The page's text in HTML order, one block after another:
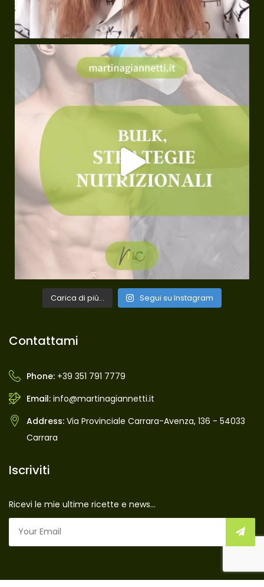
Carica di più... Segui su Instagram
Contattami
Phone: +39 351 791 7779
Email: info@martinagiannetti.it
Address: Via Provinciale Carrara-Avenza, 136 - 54033
Carrara
Iscriviti
Ricevi le mie ultime ricette e news...